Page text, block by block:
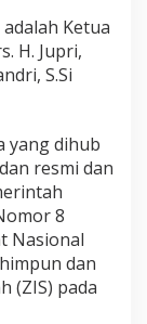
Ketua
H. Jupri,
S.Si
yang dihub
resmi dan
8
Nasional
dan
(ZIS) pada